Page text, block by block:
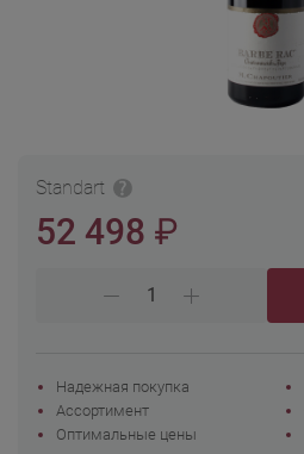
Standart
52 498 ₽
Надежная покупка
Ассортимент
Оптимальные цены